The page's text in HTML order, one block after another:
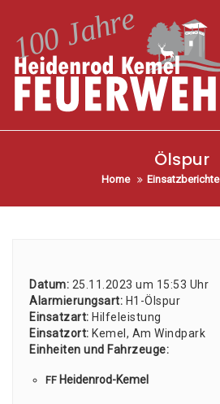
Ölspur
Home Einsatzberichte
Datum: 25.11.2023 um 15:53 Uhr
Alar­mie­rungs­art: H1-Ölspur
Ein­satz­art: Hil­fe­leis­tung
Ein­satz­ort: Kemel, Am Wind­park
Ein­hei­ten und Fahr­zeu­ge:
FF Hei­den­rod-Kemel